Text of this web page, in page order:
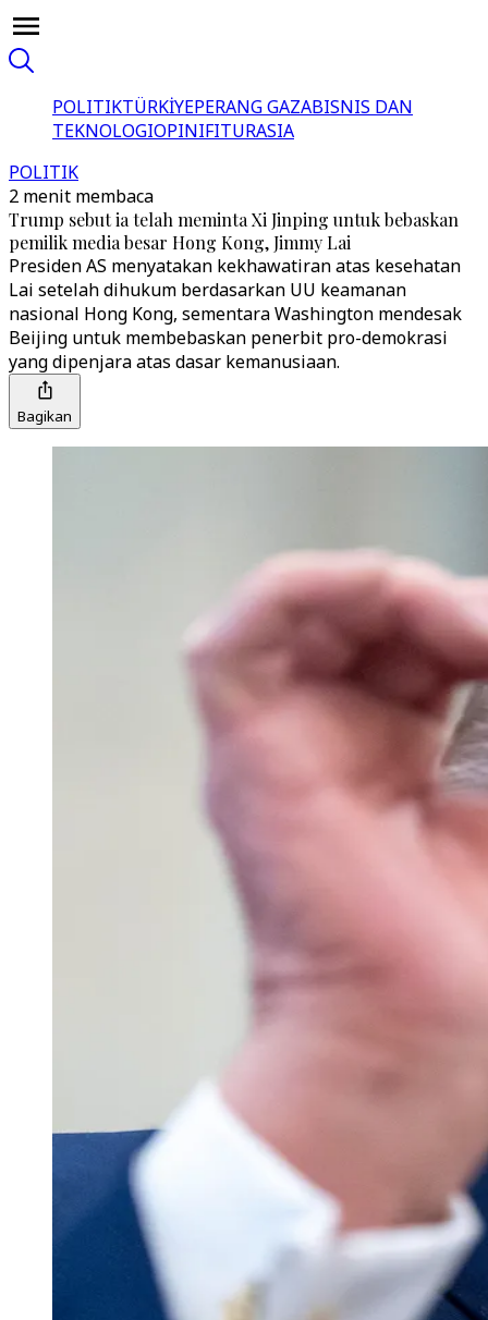
POLITIKTÜRKİYEPERANG GAZABISNIS DAN
TEKNOLOGIOPINIFITURASIA
POLITIK
2 menit membaca
Trump sebut ia telah meminta Xi Jinping untuk bebaskan
pemilik media besar Hong Kong, Jimmy Lai
Presiden AS menyatakan kekhawatiran atas kesehatan
Lai setelah dihukum berdasarkan UU keamanan
nasional Hong Kong, sementara Washington mendesak
Beijing untuk membebaskan penerbit pro-demokrasi
yang dipenjara atas dasar kemanusiaan.
Bagikan